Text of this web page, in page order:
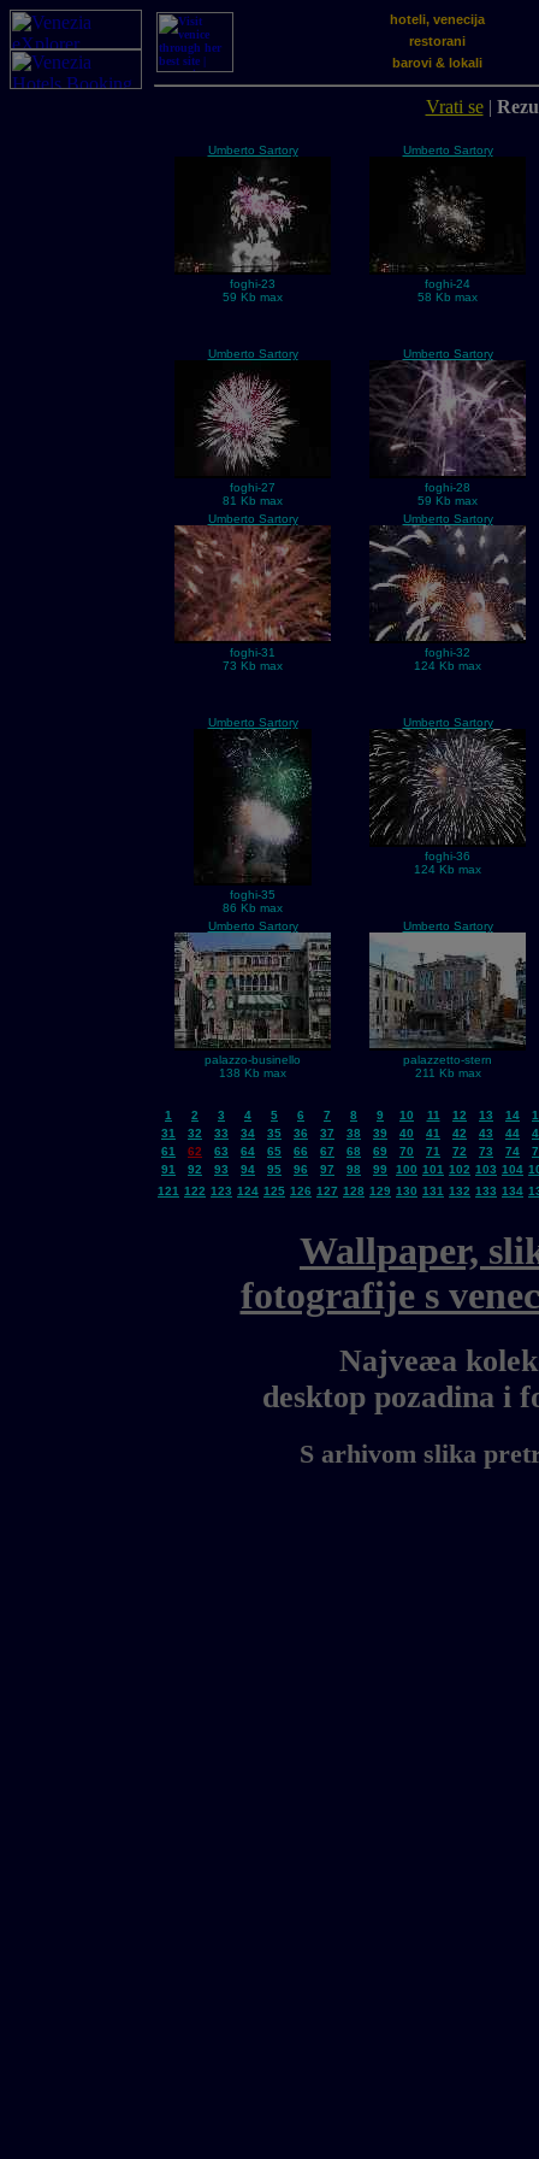
hoteli, venecija
restorani
barovi & lokali
Vrati se|
Umberto Sartory
foghi-23
59 Kb max
Umberto Sartory
foghi-24
58 Kb max
Umberto Sartory
foghi-27
81 Kb max
Umberto Sartory
foghi-28
59 Kb max
Umberto Sartory
foghi-31
73 Kb max
Umberto Sartory
foghi-32
124 Kb max
Umberto Sartory
foghi-35
86 Kb max
Umberto Sartory
foghi-36
124 Kb max
Umberto Sartory
palazzo-businello
138 Kb max
Umberto Sartory
palazzetto-stern
211 Kb max
1 2 3 4 5 6 7 8 9 10 11 12 13 14
31
32 33 34 35 36 37 38 39 40 41 42 43 44
61
62 63 64 65 66 67 68 69 70 71 72 73 74
91
92 93 94 95 96 97 98 99 100 101 102 103 104
121 122 123 124 125 126 127 128 129 130 131 132 133 134
Wallpaper,
fotografije s
Najveæa
desktop pozadina i
S arhivom slika